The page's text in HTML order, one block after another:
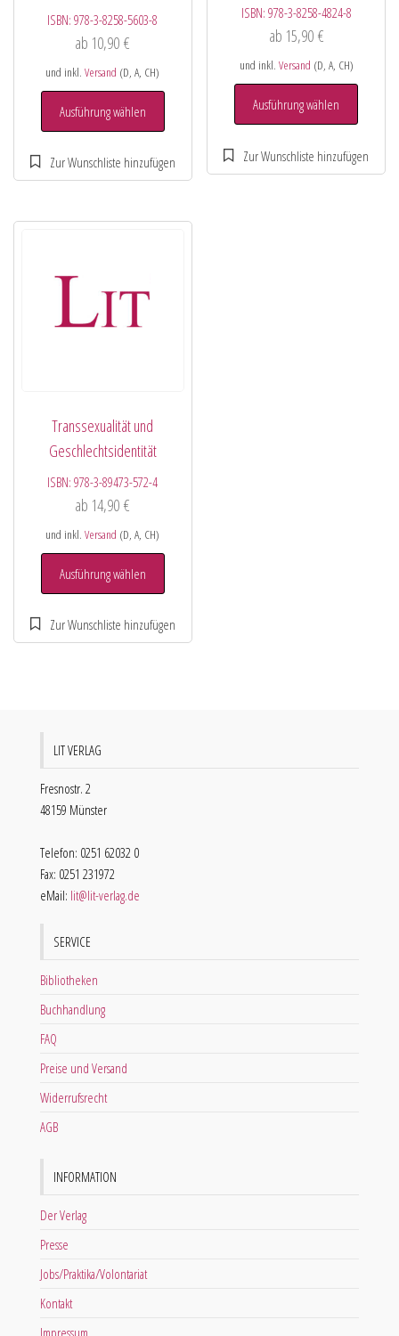
ISBN:978-3-8258-5603-8
ab 10,90€
und inkl.Versand (D, A, CH)
Ausführung wählen
ISBN: 978-3-8258-4824-8
ab 15,90 €
und inkl. Versand (D, A, CH)
Ausführung wählen
Transsexualität und
Geschlechtsidentität
ISBN:978-3-89473-572-4
ab 14,90€
und inkl.Versand (D, A, CH)
Ausführung wählen
LIT VERLAG
Fresnostr. 2
48159 Münster
Telefon: 0251 62032 0
Fax: 0251 231972
eMail: lit@lit-verlag.de
SERVICE
Bibliotheken
Buchhandlung
FAQ
Preise und Versand
Widerrufsrecht
AGB
INFORMATION
Der Verlag
Presse
Jobs/Praktika/Volontariat
Kontakt
Impressum